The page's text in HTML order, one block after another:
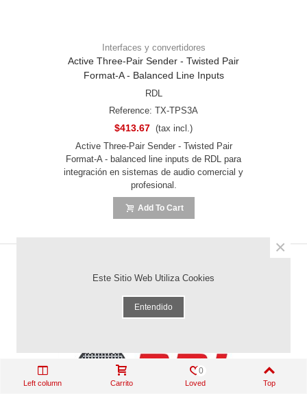
Interfaces y convertidores
Active Three-Pair Sender - Twisted Pair
Format-A - Balanced Line Inputs
RDL
Reference: TX-TPS3A
$413.67 (tax incl.)
Active Three-Pair Sender - Twisted Pair
Format-A - balanced line inputs de RDL para
integración en sistemas de audio comercial y
profesional.
Add To Cart
Left column Carrito Loved
0
Top
Este Sitio Web Utiliza Cookies
Entendido
×